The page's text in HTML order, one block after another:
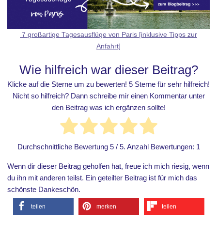
7 großartige Tagesausflüge von Paris [inklusive Tipps zur
Anfahrt]
Wie hilfreich war dieser Beitrag?
Klicke auf die Sterne um zu bewerten! 5 Sterne für sehr hilfreich!
Nicht so hilfreich? Dann schreibe mir einen Kommentar unter
den Beitrag was ich ergänzen sollte!
Durchschnittliche Bewertung 5/ 5. Anzahl Bewertungen: 1
Wenn dir dieser Beitrag geholfen hat, freue ich mich riesig, wenn
du ihn mit anderen teilst. Ein geteilter Beitrag ist für mich das
schönste Dankeschön.
teilen merken teilen